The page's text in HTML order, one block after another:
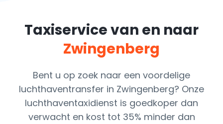
Taxiservice van en naar
Zwingenberg
Bent u op zoek naar een voordelige
luchthaventransfer in Zwingenberg? Onze
luchthaventaxidienst is goedkoper dan
verwacht en kost tot 35% minder dan